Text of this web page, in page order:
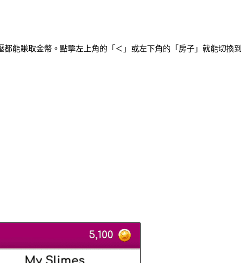
能賺取金幣。點擊左上角的「＜」或左下角的「房子」就能切換